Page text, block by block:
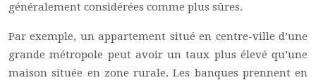
généralement considérées comme plus sûres.
Par exemple, un appartement situé en centre-ville d’une
grande métropole peut avoir un taux plus élevé qu’une
maison située en zone rurale. Les banques prennent en